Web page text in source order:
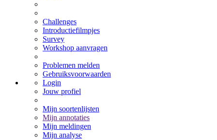
Challenges
Introductiefilmpjes
Survey
Workshop aanvragen
Problemen melden
Gebruiksvoorwaarden
Login
Jouw profiel
Mijn soortenlijsten
Mijn annotaties
Mijn meldingen
Mijn analyse